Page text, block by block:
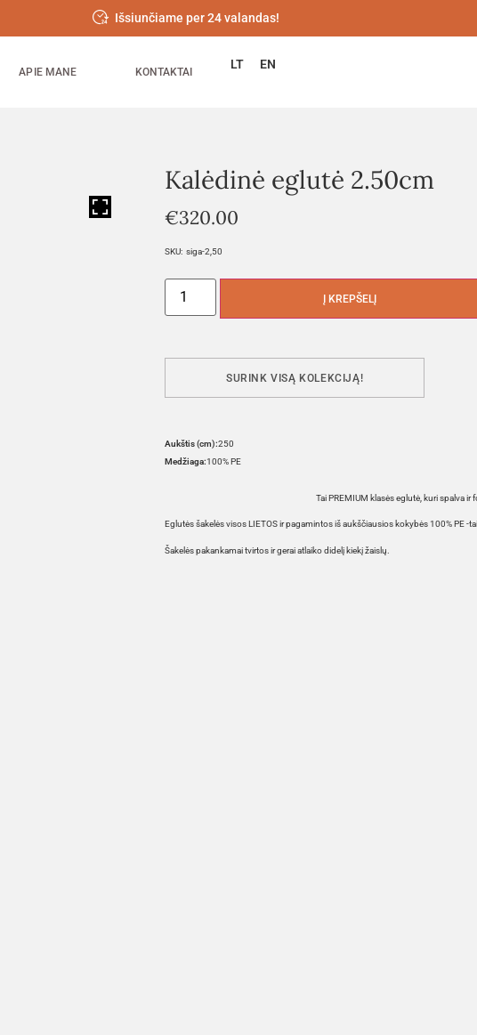
Išsiunčiame per 24 valandas!
APIE MANE KONTAKTAI
LT EN
Kalėdinė eglutė 2.50cm
€320.00
SKU: siga-2,50
Į KREPŠELĮ
SURINK VISĄ KOLEKCIJĄ!
Aukštis (cm):250
Medžiaga:100% PE
Tai PREMIUM klasės eglutė, kuri spalva ir
Eglutės šakelės visos LIETOS ir pagamintos iš aukščiausios kokybės 100% PE -
Šakelės pakankamai tvirtos ir gerai atlaiko didelį kiekį žaislų.